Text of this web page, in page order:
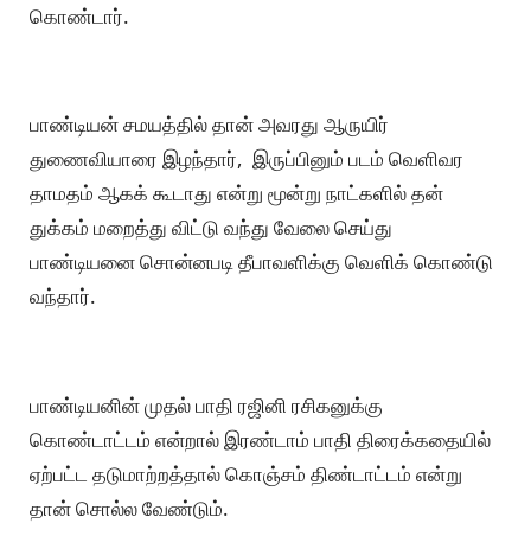
கொண்டார்.
பாண்டியன் சமயத்தில் தான் அவரது ஆருயிர்
துணைவியாரை இழந்தார், இருப்பினும் படம் வெளிவர
தாமதம் ஆகக் கூடாது என்று மூன்று நாட்களில் தன்
துக்கம் மறைத்து விட்டு வந்து வேலை செய்து
பாண்டியனை சொன்னபடி தீபாவளிக்கு வெளிக் கொண்டு
வந்தார்.
பாண்டியனின் முதல் பாதி ரஜினி ரசிகனுக்கு
கொண்டாட்டம் என்றால் இரண்டாம் பாதி திரைக்கதையில்
ஏற்பட்ட தடுமாற்றத்தால் கொஞ்சம் திண்டாட்டம் என்று
தான் சொல்ல வேண்டும்.